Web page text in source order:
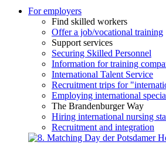
For employers
Find skilled workers
Offer a job/vocational training
Support services
Securing Skilled Personnel
Information for training
International Talent Service
Recruitment trips for
Employing international
The Brandenburger Way
Hiring international nursing
Recruitment and integration